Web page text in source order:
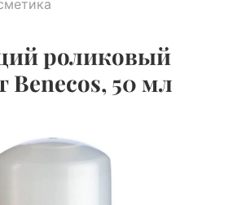
роликовый
Benecos, 50 мл